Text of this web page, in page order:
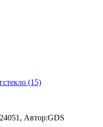
(15)
, Автор:GDS